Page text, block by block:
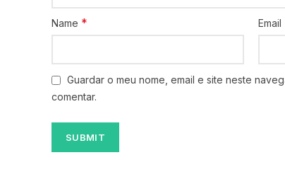
Name * Email
Guardar o meu nome, email e site neste
comentar.